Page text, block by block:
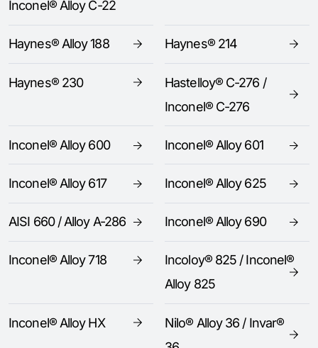
Inconel® Alloy C-22
Haynes® Alloy 188 Haynes® 214
Haynes® 230
Hastelloy® C-276 /
Inconel® C-276
Inconel® Alloy 600 Inconel® Alloy 601
Inconel® Alloy 617 Inconel® Alloy 625
AISI 660 / Alloy A-286 Inconel® Alloy 690
Inconel® Alloy 718
Incoloy® 825 / Inconel®
Alloy 825
Inconel® Alloy HX
Nilo® Alloy 36 / Invar®